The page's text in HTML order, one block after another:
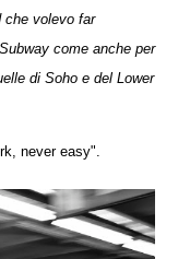
che volevo far
come anche per
di Soho e del Lower
never easy".